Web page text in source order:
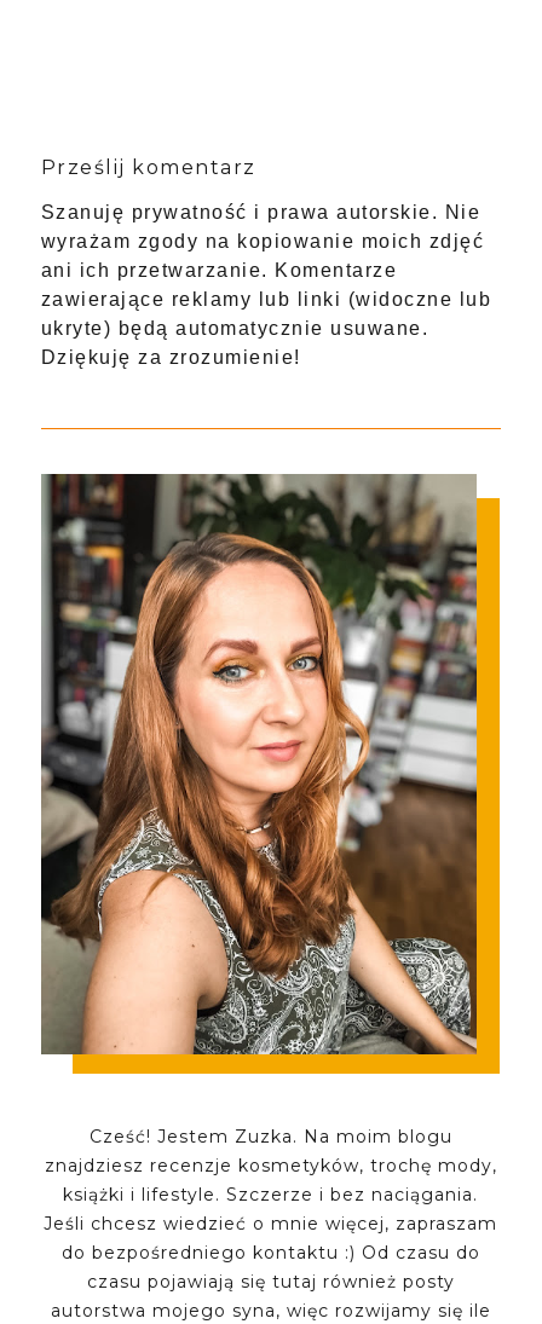
Prześlij komentarz
Szanuję prywatność i prawa autorskie. Nie
wyrażam zgody na kopiowanie moich zdjęć
ani ich przetwarzanie. Komentarze
zawierające reklamy lub linki (widoczne lub
ukryte) będą automatycznie usuwane.
Dziękuję za zrozumienie!
Cześć! Jestem Zuzka. Na moim blogu
znajdziesz recenzje kosmetyków, trochę mody,
książki i lifestyle. Szczerze i bez naciągania.
Jeśli chcesz wiedzieć o mnie więcej, zapraszam
do bezpośredniego kontaktu :) Od czasu do
czasu pojawiają się tutaj również posty
autorstwa mojego syna, więc rozwijamy się ile